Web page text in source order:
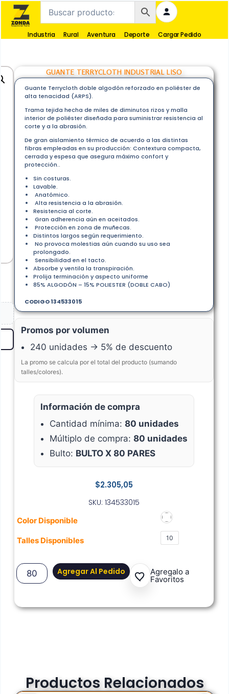
Industria Rural Aventura Deporte Cargar Pedido
GUANTE TERRYCLOTH INDUSTRIAL LISO
$2.305,05
Guante Terrycloth doble algodón reforzado en poliéster de
alta tenacidad (ARPS).
Trama tejida hecha de miles de diminutos rizos y malla
interior de poliéster diseñada para suministrar resistencia al
corte y a la abrasión.
De gran aislamiento térmico de acuerdo a las distintas
fibras empleadas en su producción: Contextura compacta,
cerrada y espesa que asegura máximo confort y
protección..
Sin costuras.
Lavable.
Anatómico.
Alta resistencia a la abrasión.
Resistencia al corte.
Gran adherencia aún en aceitados.
Protección en zona de muñecas.
Distintos largos según requerimiento.
No provoca molestias aún cuando su uso sea
prolongado.
Sensibilidad en el tacto.
Absorbe y ventila la transpiración.
Prolija terminación y aspecto uniforme
85% ALGODÓN – 15% POLIESTER (DOBLE CABO)
CODIGO 134533015
SKU: 134533015
Color Disponible
Talles Disponibles 10
Agregar Al Pedido Agregalo a
Favoritos
Promos por volumen
240 unidades → 5% de descuento
La promo se calcula por el total del producto (sumando
talles/colores).
Información de compra
Cantidad mínima: 80 unidades
Múltiplo de compra: 80 unidades
Bulto: BULTO X 80 PARES
Productos Relacionados